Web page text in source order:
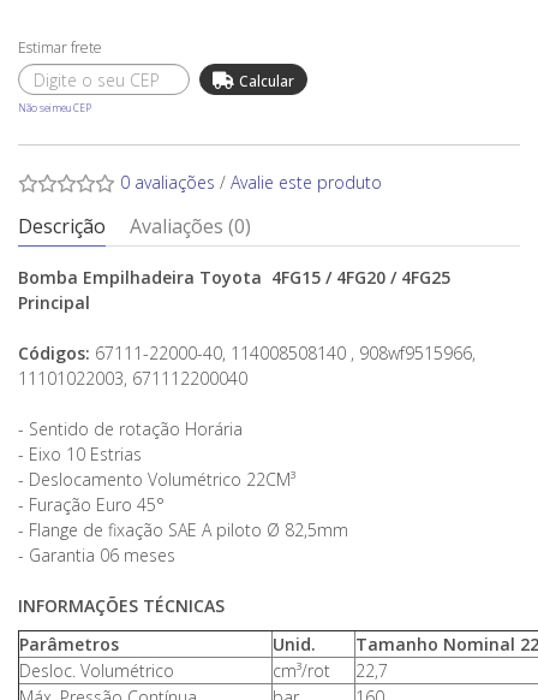
Não sei meu CEP
0 avaliações / Avalie este produto
Descrição Avaliações (0)
Bomba Empilhadeira Toyota 4FG15 / 4FG20 / 4FG25
Principal
Códigos: 67111-22000-40, 114008508140 , 908wf9515966,
11101022003, 671112200040
- Sentido de rotação Horária
- Eixo 10 Estrias
- Deslocamento Volumétrico 22CM³
- Furação Euro 45°
- Flange de fixação SAE A piloto Ø 82,5mm
- Garantia 06 meses
INFORMAÇÕES TÉCNICAS
Parâmetros
Unid.
Tamanho Nominal 22
Desloc. Volumétrico
cm³/rot
22,7